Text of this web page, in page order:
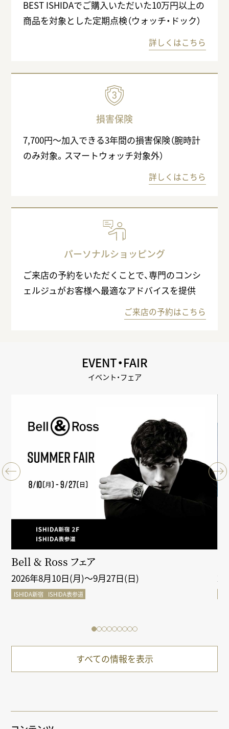
BEST ISHIDAでご購入いただいた10万円以上の
商品を対象とした定期点検（ウォッチ・ドック）
詳しくはこちら
損害保険
7,700円〜加入できる3年間の損害保険（腕時計
のみ対象。スマートウォッチ対象外）
詳しくはこちら
パーソナルショッピング
ご来店の予約をいただくことで、専門のコンシ
ェルジュがお客様へ最適なアドバイスを提供
ご来店の予約はこちら
EVENT・FAIR
イベント・フェア
Bell & Ross フェア
2026年8月10日(月)～9月27日(日)
ISHIDA新宿 ISHIDA表参道
すべての情報を表示